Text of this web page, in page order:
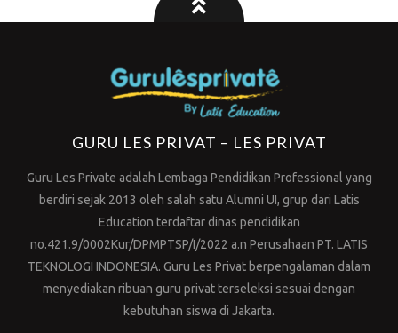
GURU LES PRIVAT – LES PRIVAT
Guru Les Private adalah Lembaga Pendidikan Professional yang
berdiri sejak 2013 oleh salah satu Alumni UI, grup dari Latis
Education terdaftar dinas pendidikan
no.421.9/0002Kur/DPMPTSP/I/2022 a.n Perusahaan PT. LATIS
TEKNOLOGI INDONESIA. Guru Les Privat berpengalaman dalam
menyediakan ribuan guru privat terseleksi sesuai dengan
kebutuhan siswa di Jakarta.